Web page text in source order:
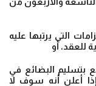
التي يرتبها عليه
للعقد، أو
بتسليم البضائع في
إذا أعلن أنه سوف لا